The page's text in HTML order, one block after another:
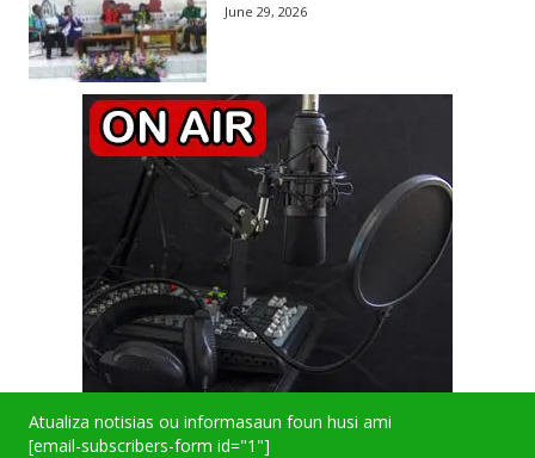
June 29, 2026
Atualiza notisias ou informasaun foun husi ami
[email-subscribers-form id="1"]